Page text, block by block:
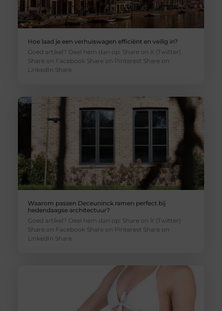
Hoe laad je een verhuiswagen efficiënt en veilig in?
Goed artikel? Deel hem dan op: Share on X (Twitter)
Share on Facebook Share on Pinterest Share on
LinkedIn Share
Waarom passen Deceuninck ramen perfect bij
hedendaagse architectuur?
Goed artikel? Deel hem dan op: Share on X (Twitter)
Share on Facebook Share on Pinterest Share on
LinkedIn Share